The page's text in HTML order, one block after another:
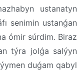
ustanatyn
senimin ustanǵan
ómir súrdim. Biraz
týra jolǵa salýyn
duǵam qabyl